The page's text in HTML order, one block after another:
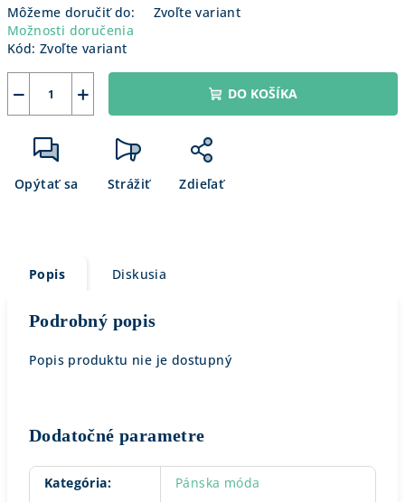
Môžeme doručiť do:
Zvoľte variant
Možnosti doručenia
Kód: Zvoľte variant
+
− DO KOŠÍKA
Opýtať sa Strážiť Zdieľať
Popis Diskusia
Podrobný popis
Popis produktu nie je dostupný
Dodatočné parametre
Kategória:
Pánska móda